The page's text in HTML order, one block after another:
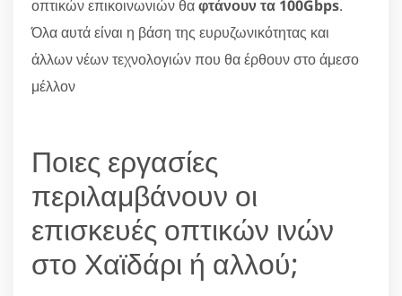
οπτικών επικοινωνιών θαφτάνουν τα 100Gbps.
Όλα αυτά είναι η βάση της ευρυζωνικότητας και
άλλων νέων τεχνολογιών που θα έρθουν στο άμεσο
μέλλον
Ποιες εργασίες
περιλαμβάνουν οι
επισκευές οπτικών ινών
στο Χαϊδάρι ή αλλού;